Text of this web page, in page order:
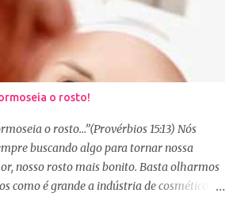
o rosto!
o rosto...”(Provérbios 15:13) Nós
buscando algo para tornar nossa
nosso rosto mais bonito. Basta olharmos
como é grande a indústria de cosméticos e